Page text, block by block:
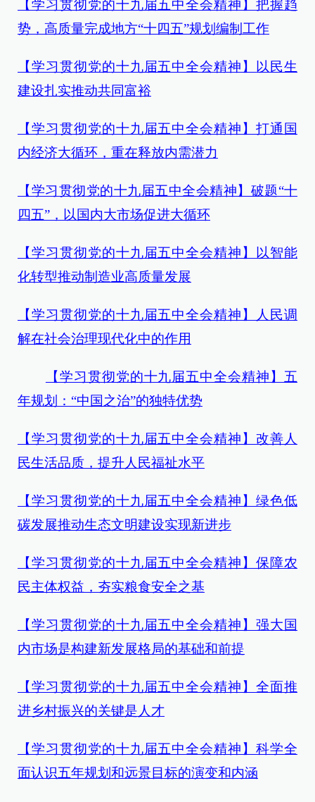
【学习贯彻党的十九届五中全会精神】把握趋
势，高质量完成地方“十四五”规划编制工作
【学习贯彻党的十九届五中全会精神】
以民生
建设扎实推动共同富裕
【学习贯彻党的十九届五中全会精神】打通国
内经济大循环，重在释放内需潜力
【学习贯彻党的十九届五中全会精神】破题“十
四五”，以国内大市场促进大循环
【学习贯彻党的十九届五中全会精神】以智能
化转型推动制造业高质量发展
【学习贯彻党的十九届五中全会精神】人民调
解在社会治理现代化中的作用
【学习贯彻党的十九届五中全会精神】五
年规划：“中国之治”的独特优势
【学习贯彻党的十九届五中全会精神】改善人
民生活品质，提升人民福祉水平
【学习贯彻党的十九届五中全会精神】绿色低
碳发展推动生态文明建设实现新进步
【学习贯彻党的十九届五中全会精神】保障农
民主体权益，夯实粮食安全之基
【学习贯彻党的十九届五中全会精神】强大国
内市场是构建新发展格局的基础和前提
【学习贯彻党的十九届五中全会精神】全面推
进乡村振兴的关键是人才
【学习贯彻党的十九届五中全会精神】科学全
面认识五年规划和远景目标的演变和内涵